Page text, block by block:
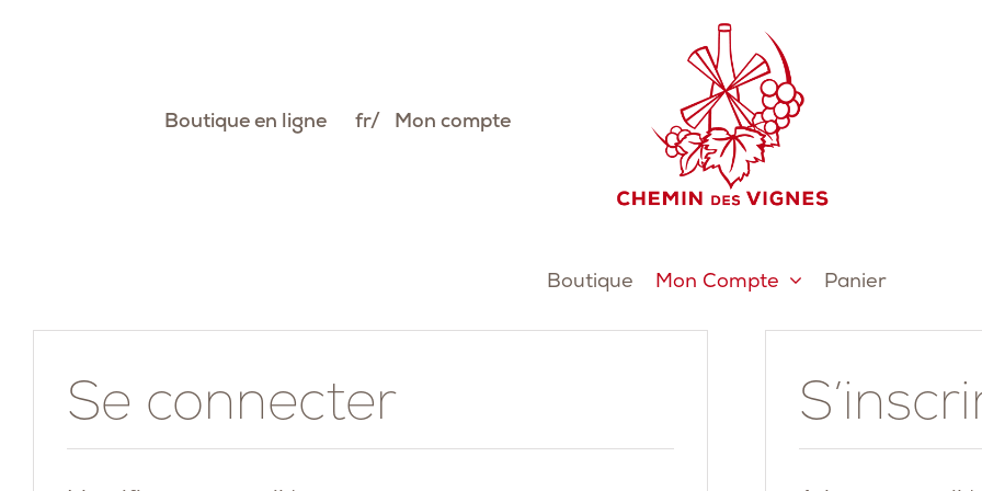
Boutique en ligne fr Mon compte
Boutique Mon Compte Panier
Se connecter